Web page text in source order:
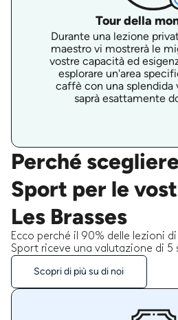
Tour della
Durante una lezione
maestro vi mostrerà le
vostre capacità ed
esplorare un'area
caffè con una splendida
saprà esattamente
Perché
Sport per le
Les Brasses
Ecco perché il 90% delle lezioni
Sport riceve una valutazione di 5
Scopri di più su di noi